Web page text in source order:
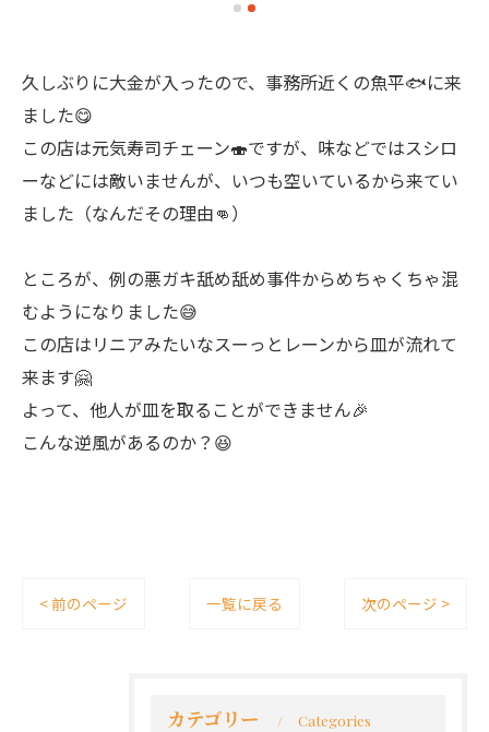
久しぶりに大金が入ったので、事務所近くの魚平🐟に来
ました😋
この店は元気寿司チェーン🍣ですが、味などではスシロ
ーなどには敵いませんが、いつも空いているから来てい
ました（なんだその理由👊）
ところが、例の悪ガキ舐め舐め事件からめちゃくちゃ混
むようになりました😅
この店はリニアみたいなスーっとレーンから皿が流れて
来ます🤗
よって、他人が皿を取ることができません🎉
こんな逆風があるのか？😆
< 前のページ 一覧に戻る 次のページ >
カテゴリー Categories